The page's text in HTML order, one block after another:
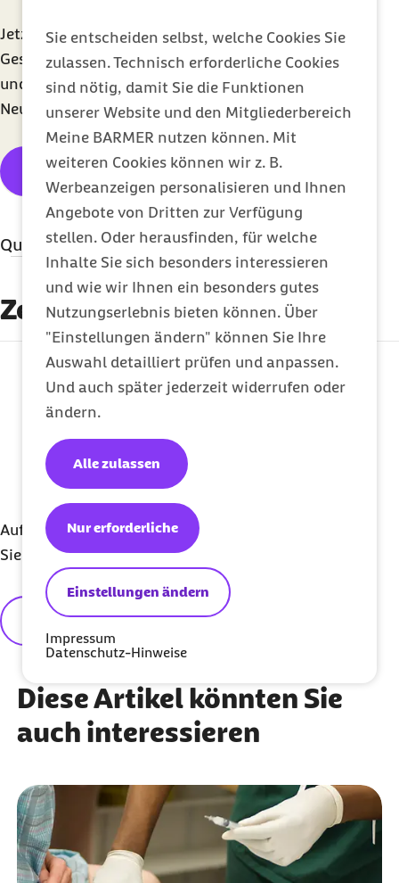
Sie entscheiden selbst, welche Cookies Sie
zulassen. Technisch erforderliche Cookies
sind nötig, damit Sie die Funktionen
unserer Website und den Mitgliederbereich
Meine BARMER nutzen können. Mit
weiteren Cookies können wir z. B.
Werbeanzeigen personalisieren und Ihnen
Angebote von Dritten zur Verfügung
stellen. Oder herausfinden, für welche
Inhalte Sie sich besonders interessieren
und wie wir Ihnen ein besonders gutes
Nutzungserlebnis bieten können. Über
"Einstellungen ändern" können Sie Ihre
Auswahl detailliert prüfen und anpassen.
Und auch später jederzeit widerrufen oder
ändern.
Einstellungen ändern
Nur erforderliche
Alle zulassen
Impressum
Datenschutz-Hinweise
Jetzt unverbindlich anmelden und monatlich
Gesundheitsthemen mit wertvollen Tipps erhalten
und über exklusive Barmer-Services und -
Neuigkeiten informiert werden.
Newsletter abonnieren
Quellenangaben
Literatur
Robert Koch-Institut:Impfstoffe als
Kombinationsimpfungen
Bundeszentrale für gesundheitliche
Aufklärung:
Bundeszentrale für gesundheitliche
Kinder
Zertifizierung
Auf unsere Informationen können Sie sich verlassen.
Sie sind hochwertig und zertifiziert.
externer Link:
Redaktionelle Grundsätze
Diese Artikel könnten Sie
auch interessieren